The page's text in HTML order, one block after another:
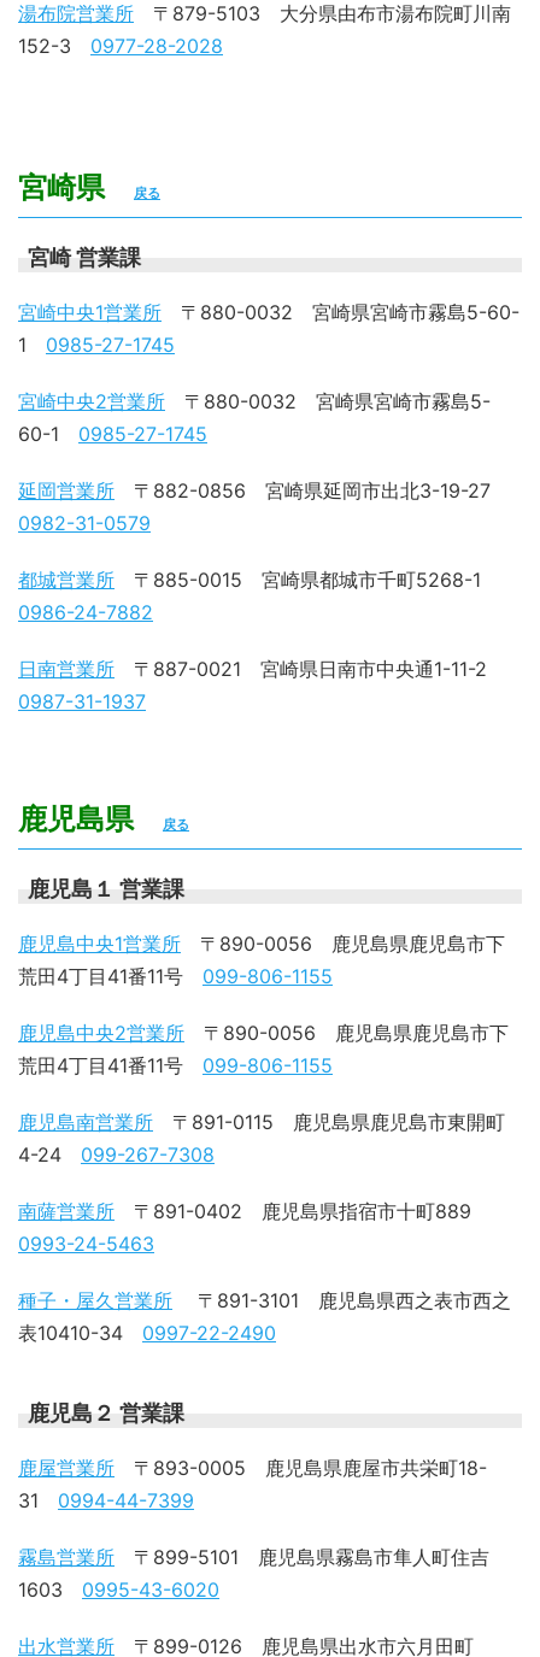
湯布院営業所 〒879-5103 大分県由布市湯布院町川南
152-3 0977-28-2028
宮崎県 戻る
宮崎 営業課
宮崎中央1営業所 〒880-0032 宮崎県宮崎市霧島5-60-
1 0985-27-1745
宮崎中央2営業所 〒880-0032 宮崎県宮崎市霧島5-
60-1 0985-27-1745
延岡営業所 〒882-0856 宮崎県延岡市出北3-19-27
0982-31-0579
都城営業所 〒885-0015 宮崎県都城市千町5268-1
0986-24-7882
日南営業所 〒887-0021 宮崎県日南市中央通1-11-2
0987-31-1937
鹿児島県 戻る
鹿児島１ 営業課
鹿児島中央1営業所 〒890-0056 鹿児島県鹿児島市下
荒田4丁目41番11号 099-806-1155
鹿児島中央2営業所 〒890-0056 鹿児島県鹿児島市下
荒田4丁目41番11号 099-806-1155
鹿児島南営業所 〒891-0115 鹿児島県鹿児島市東開町
4-24 099-267-7308
南薩営業所 〒891-0402 鹿児島県指宿市十町889
0993-24-5463
種子・屋久営業所 〒891-3101 鹿児島県西之表市西之
表10410-34 0997-22-2490
鹿児島２ 営業課
鹿屋営業所 〒893-0005 鹿児島県鹿屋市共栄町18-
31 0994-44-7399
霧島営業所 〒899-5101 鹿児島県霧島市隼人町住吉
1603 0995-43-6020
出水営業所 〒899-0126 鹿児島県出水市六月田町